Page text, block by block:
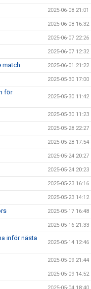
2025-06-08 21:01
2025-06-08 16:32
2025-06-07 22:26
2025-06-07 12:32
match 2025-06-01 21:22
2025-05-30 17:00
för
2025-05-30 11:42
2025-05-30 11:23
2025-05-28 22:27
2025-05-28 17:54
2025-05-24 20:27
2025-05-24 20:23
2025-05-23 16:16
2025-05-23 14:12
2025-05-17 16:48
2025-05-16 21:33
inför nästa
2025-05-14 12:46
2025-05-09 21:44
2025-05-09 14:52
2025-05-04 18:40